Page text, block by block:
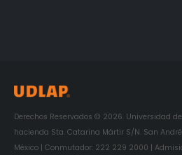
Derechos Reservados © 2026. Universidad
hacienda Sta. Catarina Mártir S/N. San
México | Conmutador: 222 229 2000 |